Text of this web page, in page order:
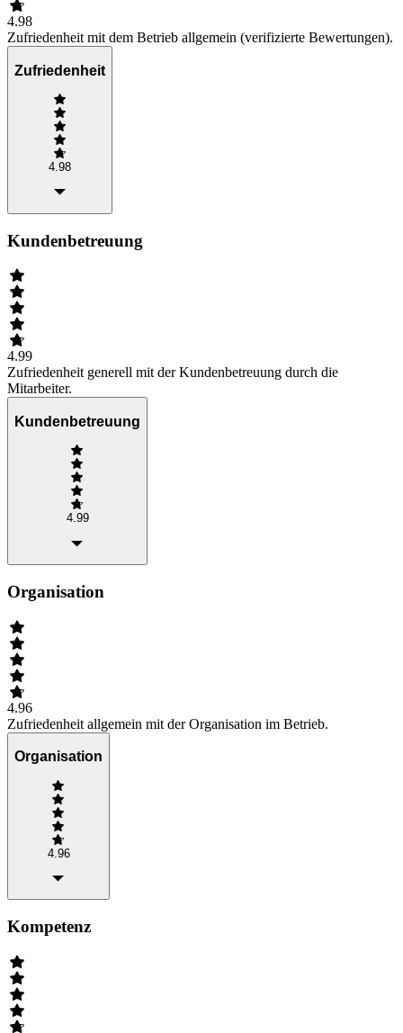
4.98
Zufriedenheit mit dem Betrieb allgemein (verifizierte Bewertungen).
Zufriedenheit
4.98
Kundenbetreuung
4.99
Zufriedenheit generell mit der Kundenbetreuung durch die
Mitarbeiter.
Kundenbetreuung
4.99
Organisation
4.96
Zufriedenheit allgemein mit der Organisation im Betrieb.
Organisation
4.96
Kompetenz